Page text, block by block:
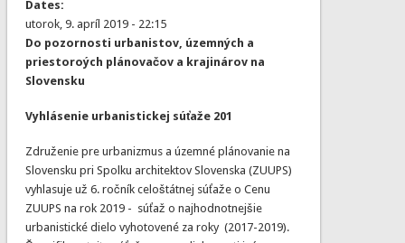
Dates:
utorok, 9. apríl 2019 - 22:15
Do pozornosti urbanistov, územných a
priestoroých plánovačov a krajinárov na
Slovensku
Vyhlásenie urbanistickej súťaže 201
Združenie pre urbanizmus a územné plánovanie na
Slovensku pri Spolku architektov Slovenska (ZUUPS)
vyhlasuje už 6. ročník celoštátnej súťaže o Cenu
ZUUPS na rok 2019 - súťaž o najhodnotnejšie
urbanistické dielo vyhotovené za roky (2017-2019).